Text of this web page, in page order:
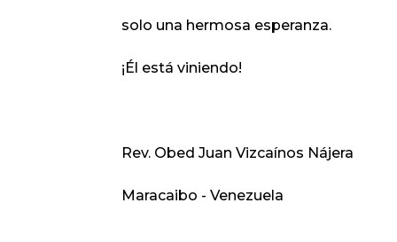
solo una hermosa esperanza.
¡Él está viniendo!
Rev. Obed Juan Vizcaínos Nájera
Maracaibo - Venezuela